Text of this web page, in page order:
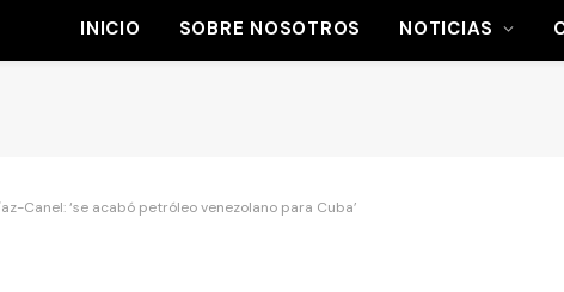
INICIO SOBRE NOSOTROS NOTICIAS
Canel: ‘se acabó petróleo venezolano para Cuba’